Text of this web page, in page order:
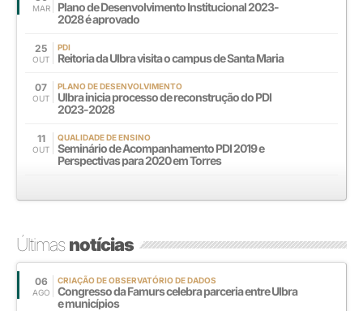
MAR
Plano de Desenvolvimento Institucional 2023-
2028 é aprovado
25
OUT
PDI
Reitoria da Ulbra visita o campus de Santa Maria
07
OUT
PLANO DE DESENVOLVIMENTO
Ulbra inicia processo de reconstrução do PDI
2023-2028
11
OUT
QUALIDADE DE ENSINO
Seminário de Acompanhamento PDI 2019 e
Perspectivas para 2020 em Torres
Últimasnotícias
06
AGO
CRIAÇÃO DE OBSERVATÓRIO DE DADOS
Congresso da Famurs celebra parceria entre Ulbra
e municípios